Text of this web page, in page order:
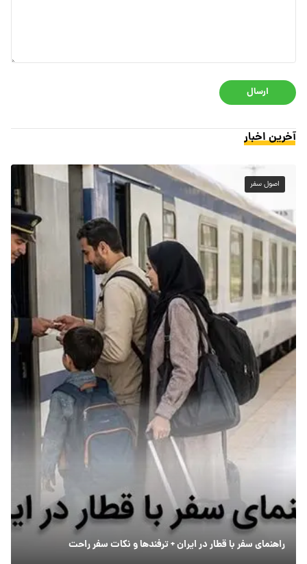
ارسال
آخرین اخبار
اصول سفر
راهنمای سفر با قطار در ایران + ترفندها و نکات سفر راحت